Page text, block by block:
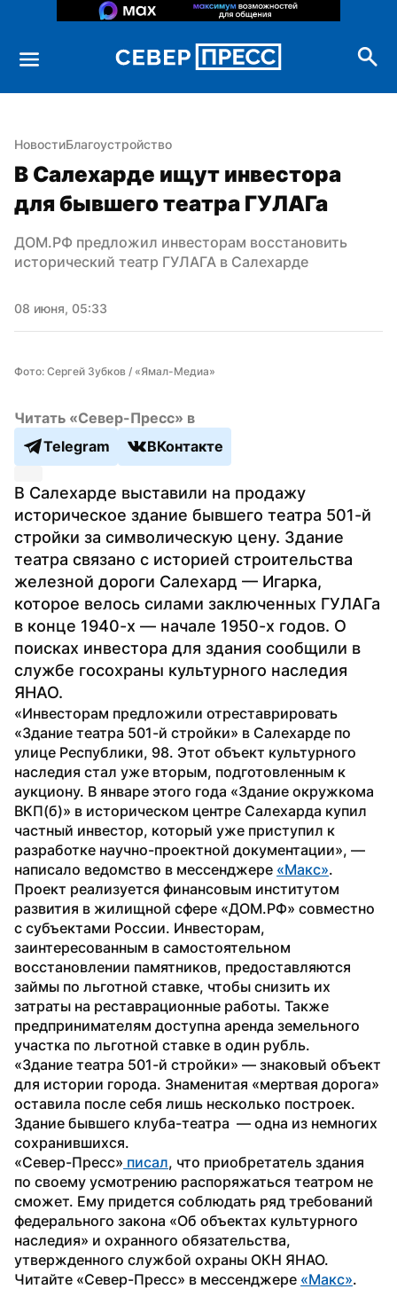
НовостиБлагоустройство
В Салехарде ищут инвестора
для бывшего театра ГУЛАГа
ДОМ.РФ предложил инвесторам восстановить
исторический театр ГУЛАГА в Салехарде
08 июня, 05:33
Фото: Сергей Зубков / «Ямал-Медиа»
Читать «Север-Пресс» в
Telegram
ВКонтакте
В Салехарде выставили на продажу
историческое здание бывшего театра 501-й
стройки за символическую цену. Здание
театра связано с историей строительства
железной дороги Салехард — Игарка,
которое велось силами заключенных ГУЛАГа
в конце 1940-х — начале 1950-х годов. О
поисках инвестора для здания сообщили в
службе госохраны культурного наследия
ЯНАО.
«Инвесторам предложили отреставрировать
«Здание театра 501-й стройки» в Салехарде по
улице Республики, 98. Этот объект культурного
наследия стал уже вторым, подготовленным к
аукциону. В январе этого года «Здание окружкома
ВКП(б)» в историческом центре Салехарда купил
частный инвестор, который уже приступил к
разработке научно-проектной документации», —
написало ведомство в мессенджере «Макс».
Проект реализуется финансовым институтом
развития в жилищной сфере «ДОМ.РФ» совместно
с субъектами России. Инвесторам,
заинтересованным в самостоятельном
восстановлении памятников, предоставляются
займы по льготной ставке, чтобы снизить их
затраты на реставрационные работы. Также
предпринимателям доступна аренда земельного
участка по льготной ставке в один рубль.
«Здание театра 501-й стройки» — знаковый объект
для истории города. Знаменитая «мертвая дорога»
оставила после себя лишь несколько построек.
Здание бывшего клуба-театра  — одна из немногих
сохранившихся.
«Север-Пресс» писал, что приобретатель здания
по своему усмотрению распоряжаться театром не
сможет. Ему придется соблюдать ряд требований
федерального закона «Об объектах культурного
наследия» и охранного обязательства,
утвержденного службой охраны ОКН ЯНАО.
Читайте «Север-Пресс» в мессенджере «Макс».